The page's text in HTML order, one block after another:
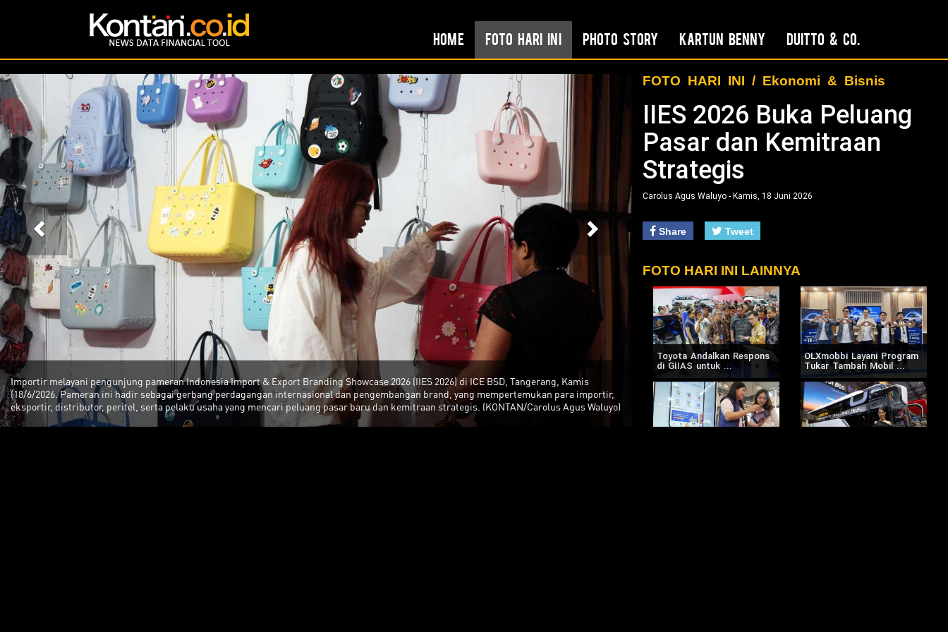
Home Foto Hari Ini Photo Story Kartun Benny Duitto & Co.
Importir melayani pengunjung pameran Indonesia Import & Export Branding Showcase 2026 (IIES 2026) di ICE BSD, Tangerang, Kamis
(18/6/2026. Pameran ini hadir sebagai gerbang perdagangan internasional dan pengembangan brand, yang mempertemukan para importir,
eksportir, distributor, peritel, serta pelaku usaha yang mencari peluang pasar baru dan kemitraan strategis. (KONTAN/Carolus Agus Waluyo)
Previous Next
FOTO HARI INI / Ekonomi & Bisnis
IIES 2026 Buka Peluang
Pasar dan Kemitraan
Strategis
Carolus Agus Waluyo - Kamis, 18 Juni 2026
Share Tweet
FOTO HARI INI LAINNYA
Toyota Andalkan Respons
di GIIAS untuk ...
OLXmobbi Layani Program
Tukar Tambah Mobil ...